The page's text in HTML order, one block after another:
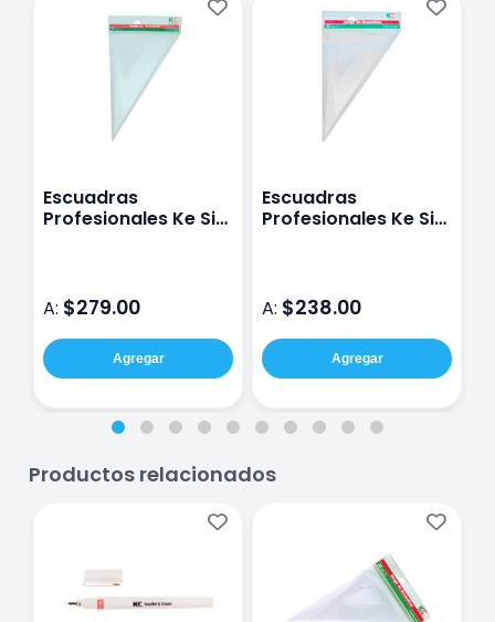
Escuadras
Profesionales Ke Sin
A: $279.00
Agregar
Escuadras
Profesionales Ke Sin
A: $238.00
Agregar
Productos relacionados